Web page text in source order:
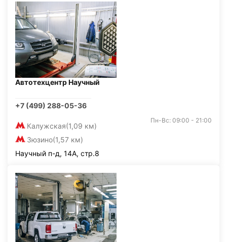
Автотехцентр Научный
+7 (499) 288-05-36
Калужская(1,09 км)
Зюзино(1,57 км)
Пн-Вс: 09:00 - 21:00
Научный п-д, 14А, стр.8